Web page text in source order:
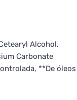
Alcohol,
Carbonate
**De óleos